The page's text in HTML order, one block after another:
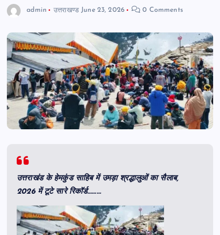
admin उत्तराखण्ड June 23, 2026 0 Comments
उत्तराखंड के हेमकुंड साहिब में उमड़ा श्रद्धालुओं का सैलाब,
2026 में टूटे सारे रिकॉर्ड………